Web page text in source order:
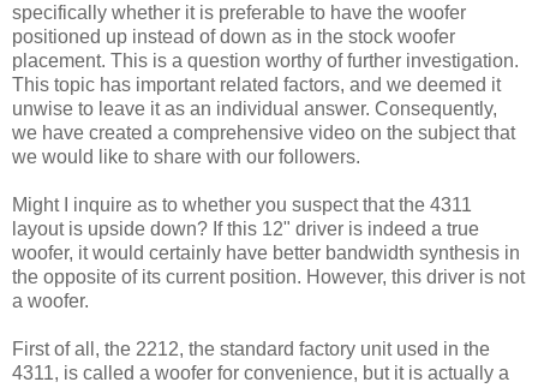
specifically whether it is preferable to have the woofer
positioned up instead of down as in the stock woofer
placement. This is a question worthy of further investigation.
This topic has important related factors, and we deemed it
unwise to leave it as an individual answer. Consequently,
we have created a comprehensive video on the subject that
we would like to share with our followers.
Might I inquire as to whether you suspect that the 4311
layout is upside down? If this 12" driver is indeed a true
woofer, it would certainly have better bandwidth synthesis in
the opposite of its current position. However, this driver is not
a woofer.
First of all, the 2212, the standard factory unit used in the
4311, is called a woofer for convenience, but it is actually a